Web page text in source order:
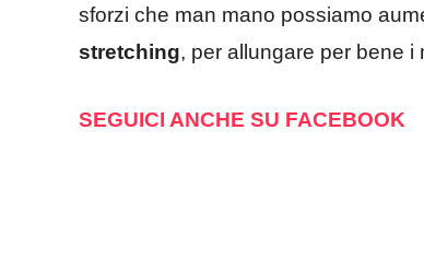
sforzi che man mano possiamo
stretching, per allungare per bene i
SEGUICI ANCHE SU FACEBOOK